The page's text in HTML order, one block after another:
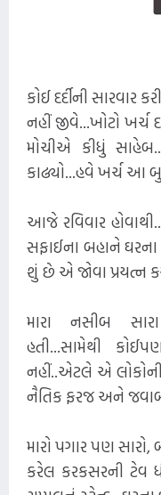
કોઈ દર્દીની સારવાર
નહીં જીવે...ખોટો ખર્ચ
મોચીએ કીધું
કાઢ્યો...હવે ખર્ચ આ
આજે રવિવાર
સફાઈના બહાને ઘરના
શું છે એ જોવા પ્રયત્ન
મારા નસીબ
હતી...સામેથી
નહીં..એટલે એ લોકોની
નૈતિક ફરજ અને
મારો પગાર પણ
કરેલ કરકસરની ટેવ